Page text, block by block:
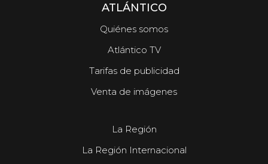
ATLÁNTICO
Quiénes somos
Atlántico TV
Tarifas de publicidad
Venta de imágenes
La Región
La Región Internacional